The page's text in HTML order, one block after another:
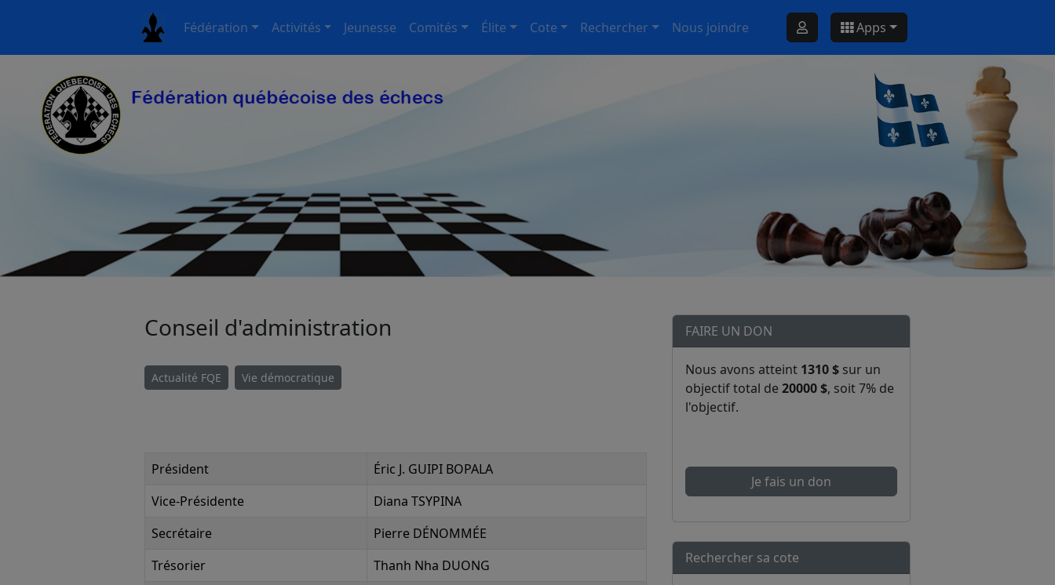
Fédération Activités Jeunesse Comités Élite Cote Rechercher Nous joindre Apps
Conseil d'administration
Actualité FQE Vie démocratique
Président
Éric J. GUIPI BOPALA
Vice-Présidente
Diana TSYPINA
Secrétaire
Pierre DÉNOMMÉE
Trésorier
Thanh Nha DUONG
FAIRE UN DON
Nous avons atteint 1310 $ sur un
objectif total de 20000 $, soit 7% de
l'objectif.
Je fais un don
Rechercher sa cote